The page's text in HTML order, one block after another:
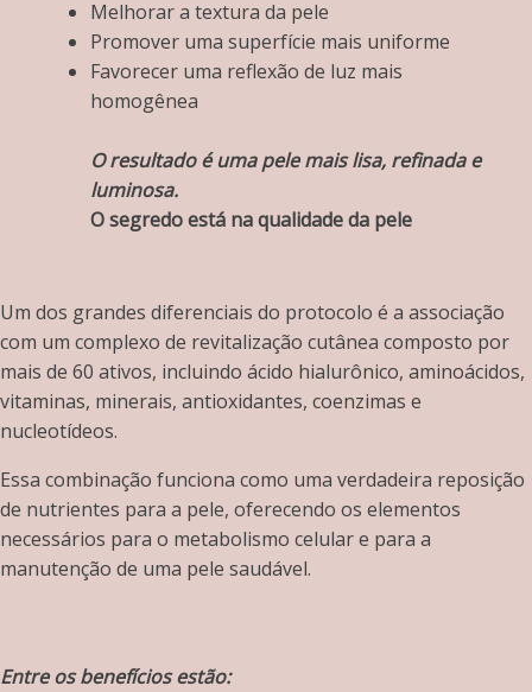
Melhorar a textura da pele
Promover uma superfície mais uniforme
Favorecer uma reflexão de luz mais
homogênea
O resultado é uma pele mais lisa, refinada e
luminosa.
O segredo está na qualidade da pele
Um dos grandes diferenciais do protocolo é a associação
com um complexo de revitalização cutânea composto por
mais de 60 ativos, incluindo ácido hialurônico, aminoácidos,
vitaminas, minerais, antioxidantes, coenzimas e
nucleotídeos.
Essa combinação funciona como uma verdadeira reposição
de nutrientes para a pele, oferecendo os elementos
necessários para o metabolismo celular e para a
manutenção de uma pele saudável.
Entre os benefícios estão: